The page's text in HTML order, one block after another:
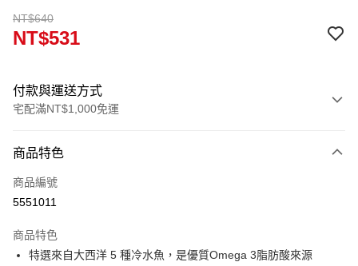
NT$640
NT$531
付款與運送方式
宅配滿NT$1,000免運
信用卡一次付款
信用卡分期付款
合作金庫商業銀行
華南商業銀行
彰化商業銀行
LINE Pay
商品特色
商品編號
5551011
商品特色
特選來自大西洋 5 種冷水魚，是優質Omega 3脂肪酸來源